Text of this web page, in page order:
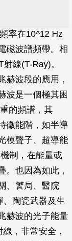
率在10^12 Hz
磁波譜頻帶。相
線(T-Ray)。
赫波段的應用，
波是一個極其困
的頻譜，其
徵能階，如半導
模聲子、超導能
制，在能量或
。也因為如此，
、警局、醫院
陶瓷武器及生
赫波的光子能量
，非常安全，